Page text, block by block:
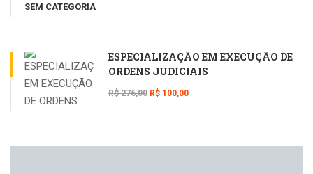
SEM CATEGORIA
ESPECIALIZAÇÃO EM EXECUÇÃO DE
ORDENS JUDICIAIS
R$ 276,00 R$ 100,00